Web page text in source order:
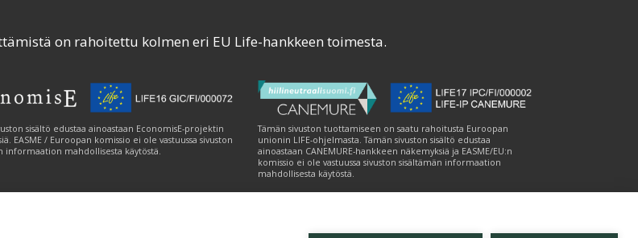
on rahoitettu kolmen eri EU Life-hankkeen toimesta.
sisältö edustaa ainoastaan EconomisE-projektin
EASME / Euroopan komissio ei ole vastuussa sivuston
informaation mahdollisesta käytöstä.
Tämän sivuston tuottamiseen on saatu rahoitusta Euroopan
unionin LIFE-ohjelmasta. Tämän sivuston sisältö edustaa
ainoastaan CANEMURE-hankkeen näkemyksiä ja EASME/EU:n
komissio ei ole vastuussa sivuston sisältämän informaation
mahdollisesta käytöstä.